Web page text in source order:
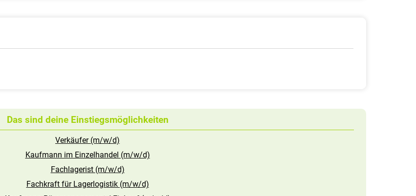
Das sind deine Einstiegsmöglichkeiten
Verkäufer (m/w/d)
Kaufmann im Einzelhandel (m/w/d)
Fachlagerist (m/w/d)
Fachkraft für Lagerlogistik (m/w/d)